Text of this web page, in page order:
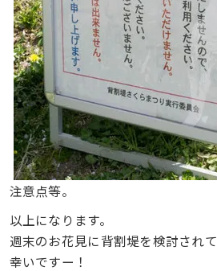
注意点等。
以上になります。
週末のお花見に背割堤を検討され
幸いですー！